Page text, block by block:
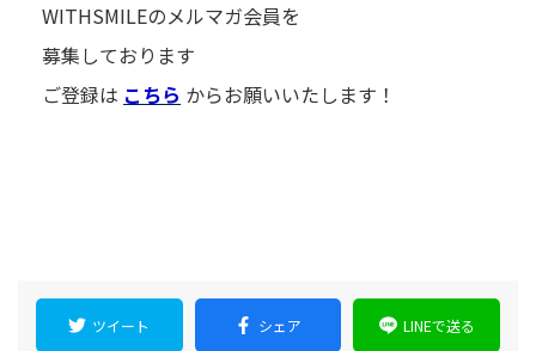
WITHSMILEのメルマガ会員を
募集しております
ご登録は こちら からお願いいたします！
ツイート シェア LINEで送る